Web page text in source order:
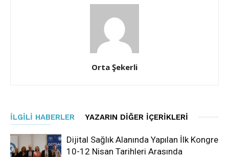
Orta Şekerli
İLGILI HABERLER YAZARIN DIĞER İÇERIKLERI
Dijital Sağlık Alanında Yapılan İlk Kongre
10-12 Nisan Tarihleri Arasında